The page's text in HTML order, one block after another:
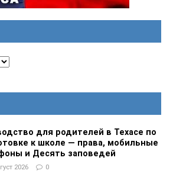
для родителей в Техасе по
к школе — права, мобильные
и Десять заповедей
2026 0